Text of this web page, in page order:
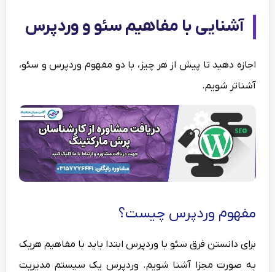
آشنایی با مفاهیم سئو و وردپرس
اجازه دهید تا پیش از هر چیز، با دو مفهوم وردپرس و سئو،
آشناتر شویم.
مفهوم وردپرس چیست؟
برای دانستن فرق سئو با وردپرس ابتدا باید با مفاهیم هریک
به صورت مجزا آشنا شویم. وردپرس یک سیستم مدیریت